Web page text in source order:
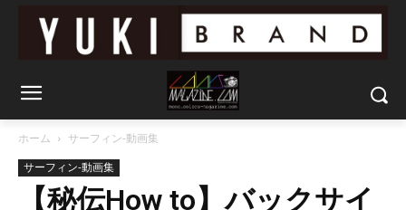
ホーム
サーフィン-動画集
サーフィン-動画集
【秘伝How to】バックサイ